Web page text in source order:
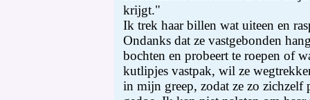
krijgt."
Ik trek haar billen wat uiteen en
Ondanks dat ze vastgebonden
bochten en probeert te roepen of
kutlipjes vastpak, wil ze
in mijn greep, zodat ze zo zichzelf